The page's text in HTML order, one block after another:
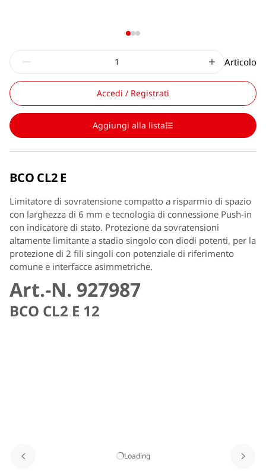
Articolo
Accedi / Registrati
Aggiungi alla lista
BCO CL2 E
Limitatore di sovratensione compatto a risparmio di spazio
con larghezza di 6 mm e tecnologia di connessione Push-in
con indicatore di stato. Protezione da sovratensioni
altamente limitante a stadio singolo con diodi potenti, per la
protezione di 2 fili singoli con potenziale di riferimento
comune e interfacce asimmetriche.
Art.-N. 927987
BCO CL2 E 12
Loading